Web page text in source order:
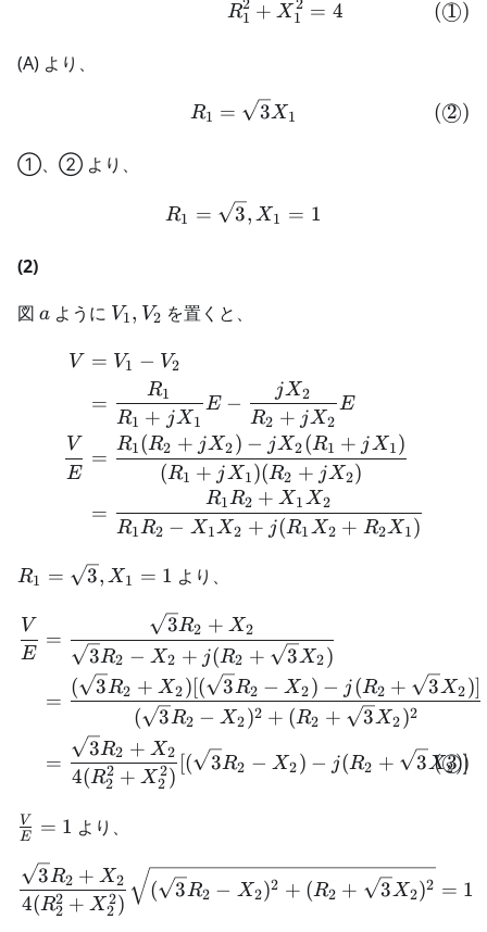
R1
2 + X1
2 = 4 ( 1
◯)
(A) より、
\begin{align} R_1 =
R1 = 3X1 ( 2
◯)
①、② より、
R_1 = \sqrt{3},X_1 = 1
R1 = 3, X1 = 1
(2)
図 a
a ように V_1,V_2
V1, V2 を置くと、
V
E
V
= V1 − V2
=
R1 + jX1
R1
E −
R2 + jX2
jX2
E
=
(R1 + j X1)(R2 + jX2)
R1(R2 + jX2) − jX2(R1 + jX1)
=
R1R2 − X1X2 + j(R1X2 + R2X1)
R1R2 + X1X2
R_1 =
= 1
R1 = 3, X1 = 1 より、
\begin{align}
E
V
=
3R2 − X2 + j(R2 + 3 X2)
3R2 + X2
=
( 3R2 − X2)2 + (R2 + 3X2)2
( 3R2 + X2)[( 3R2 − X2) − j(R2 + 3X2)]
=
4(R2
2 + X2
2)
3R2 + X2 [( 3R2 − X2) − j(R2 + 3X2)]
( 3
◯)
\frac{V}
E
V = 1 より、
\frac{\sqrt{3}R_2 +
4(R2
2 + X2
2)
3R2 + X2 ( 3R2 − X2)2 + (R2 + 3X2)2 = 1